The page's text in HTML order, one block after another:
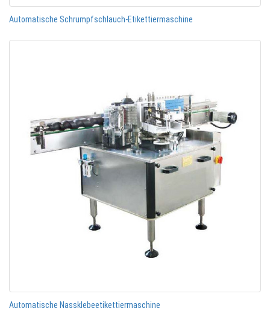
Automatische Schrumpfschlauch-Etikettiermaschine
Automatische Nassklebeetikettiermaschine